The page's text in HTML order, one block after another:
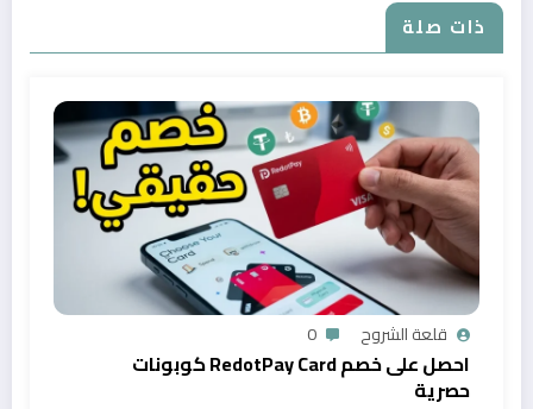
ذات صلة
قلعة الشروح 0
احصل على خصم RedotPay Card كوبونات
حصرية